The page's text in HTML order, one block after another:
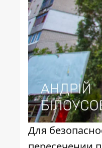
Для